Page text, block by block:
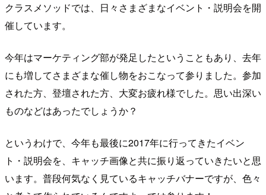
クラスメソッドでは、日々さまざまなイベント・説明会を開
催しています。
今年はマーケティング部が発足したということもあり、去年
にも増してさまざまな催し物をおこなって参りました。参加
された方、登壇された方、大変お疲れ様でした。思い出深い
ものなどはあったでしょうか？
というわけで、今年も最後に2017年に行ってきたイベン
ト・説明会を、キャッチ画像と共に振り返っていきたいと思
います。普段何気なく見ているキャッチバナーですが、色々